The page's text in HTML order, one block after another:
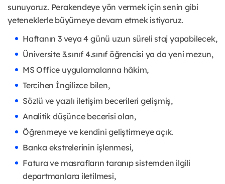
sunuyoruz. Perakendeye yön vermek için senin gibi
yeteneklerle büyümeye devam etmek istiyoruz.
Haftanın 3 veya 4 günü uzun süreli staj yapabilecek,
Üniversite 3.sınıf 4.sınıf öğrencisi ya da yeni mezun,
MS Office uygulamalarına hâkim,
Tercihen İngilizce bilen,
Sözlü ve yazılı iletişim becerileri gelişmiş,
Analitik düşünce becerisi olan,
Öğrenmeye ve kendini geliştirmeye açık.
Banka ekstrelerinin işlenmesi,
Fatura ve masrafların taranıp sistemden ilgili
departmanlara iletilmesi,